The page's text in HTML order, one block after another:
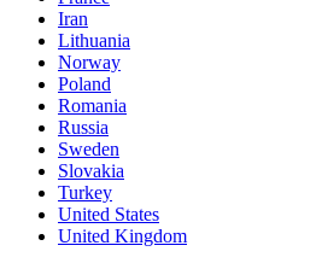
Iran
Lithuania
Norway
Poland
Romania
Russia
Sweden
Slovakia
Turkey
United States
United Kingdom